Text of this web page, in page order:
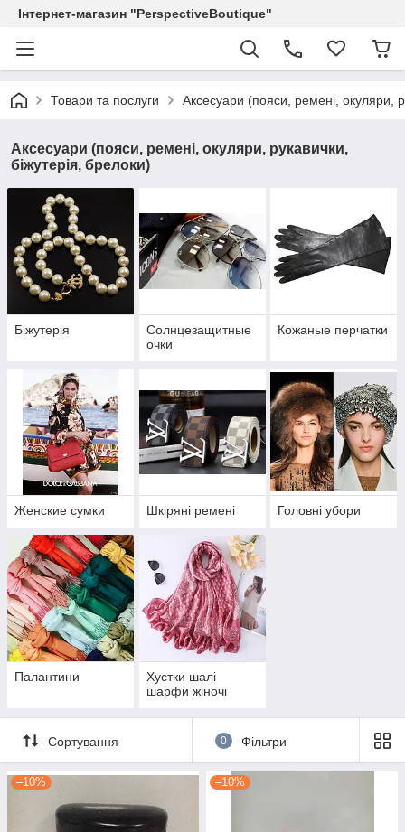
Інтернет-магазин "PerspectiveBoutique"
Товари та послуги Аксесуари (пояси, ремені, окуляри,
Аксесуари (пояси, ремені, окуляри, рукавички,
біжутерія, брелоки)
Біжутерія
Солнцезащитные
очки
Кожаные перчатки
Женские сумки Шкіряні ремені Головні убори
Палантини
Хустки шалі
шарфи жіночі
Сортування 0 Фільтри
–10% –10%